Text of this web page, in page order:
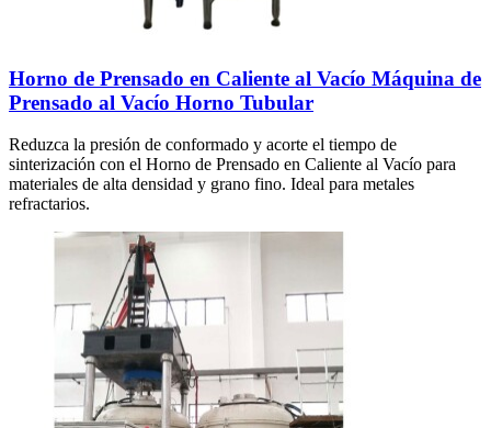
Horno de Prensado en Caliente al Vacío Máquina de
Prensado al Vacío Horno Tubular
Reduzca la presión de conformado y acorte el tiempo de
sinterización con el Horno de Prensado en Caliente al Vacío para
materiales de alta densidad y grano fino. Ideal para metales
refractarios.